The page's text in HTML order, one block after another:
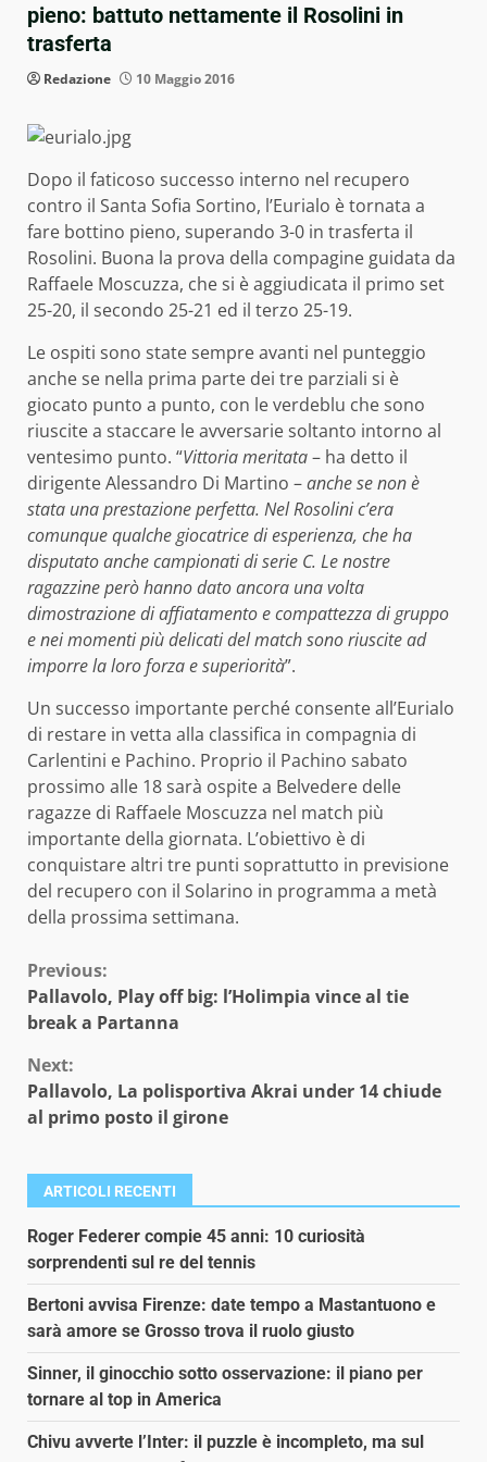
pieno: battuto nettamente il Rosolini in
trasferta
Redazione 10 Maggio 2016
Dopo il faticoso successo interno nel recupero
contro il Santa Sofia Sortino, l’Eurialo è tornata a
fare bottino pieno, superando 3-0 in trasferta il
Rosolini. Buona la prova della compagine guidata da
Raffaele Moscuzza, che si è aggiudicata il primo set
25-20, il secondo 25-21 ed il terzo 25-19.
Le ospiti sono state sempre avanti nel punteggio
anche se nella prima parte dei tre parziali si è
giocato punto a punto, con le verdeblu che sono
riuscite a staccare le avversarie soltanto intorno al
ventesimo punto. “Vittoria meritata– ha detto il
dirigente Alessandro Di Martino –anche se non è
stata una prestazione perfetta. Nel Rosolini c’era
comunque qualche giocatrice di esperienza, che ha
disputato anche campionati di serie C. Le nostre
ragazzine però hanno dato ancora una volta
dimostrazione di affiatamento e compattezza di gruppo
e nei momenti più delicati del match sono riuscite ad
imporre la loro forza e superiorità”.
Un successo importante perché consente all’Eurialo
di restare in vetta alla classifica in compagnia di
Carlentini e Pachino. Proprio il Pachino sabato
prossimo alle 18 sarà ospite a Belvedere delle
ragazze di Raffaele Moscuzza nel match più
importante della giornata. L’obiettivo è di
conquistare altri tre punti soprattutto in previsione
del recupero con il Solarino in programma a metà
della prossima settimana.
Continue
Reading
Previous:
Pallavolo, Play off big: l’Holimpia vince al tie
break a Partanna
Next:
Pallavolo, La polisportiva Akrai under 14 chiude
al primo posto il girone
ARTICOLI RECENTI
Roger Federer compie 45 anni: 10 curiosità
sorprendenti sul re del tennis
Bertoni avvisa Firenze: date tempo a Mastantuono e
sarà amore se Grosso trova il ruolo giusto
Sinner, il ginocchio sotto osservazione: il piano per
tornare al top in America
Chivu avverte l’Inter: il puzzle è incompleto, ma sul